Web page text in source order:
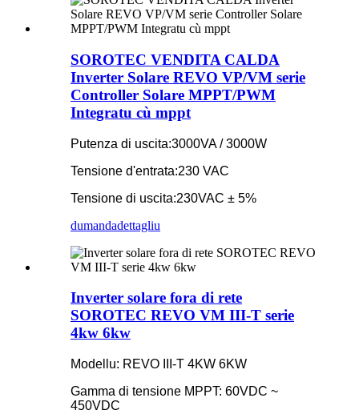
SOROTEC VENDITA CALDA
Inverter Solare REVO VP/VM serie
Controller Solare MPPT/PWM
Integratu cù mppt
Putenza di uscita:3000VA / 3000W
Tensione d'entrata:230 VAC
Tensione di uscita:230VAC ± 5%
dumandadettagliu
Inverter solare fora di rete
SOROTEC REVO VM III-T serie
4kw 6kw
Modellu: REVO III-T 4KW 6KW
Gamma di tensione MPPT: 60VDC ~
450VDC